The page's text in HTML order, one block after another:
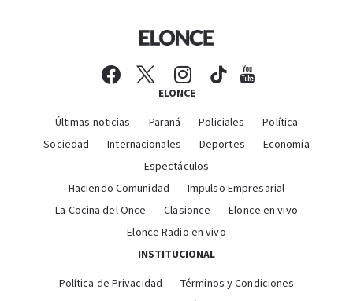
ELONCE
Últimas noticias Paraná Policiales
Política
Sociedad
Internacionales Deportes
Economía
Espectáculos
Haciendo Comunidad
Impulso Empresarial
La Cocina del Once
Clasionce
Elonce en vivo
Elonce Radio en vivo
INSTITUCIONAL
Política de Privacidad
Términos y Condiciones